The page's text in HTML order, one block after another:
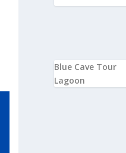
Blue Cave Tour
Lagoon